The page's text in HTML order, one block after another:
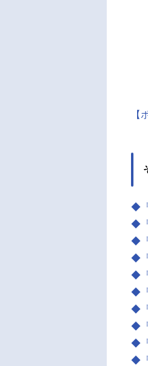
【
◆
◆
◆
◆『
◆
◆
◆
◆
◆
◆『